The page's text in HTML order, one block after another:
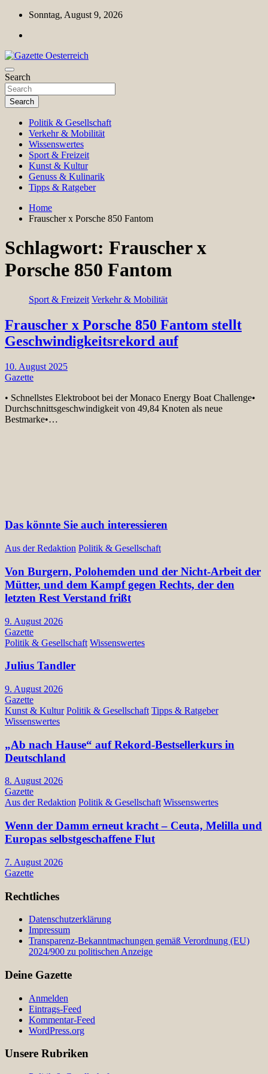
Skip
content
Sonntag, August 9, 2026
Gazette Oesterreich
Magazin für Freizeit, Politik, Kultur & Wissenschaft
Search
Search
Politik & Gesellschaft
Verkehr & Mobilität
Wissenswertes
Sport & Freizeit
Kunst & Kultur
Genuss & Kulinarik
Tipps & Ratgeber
Home
Frauscher x Porsche 850 Fantom
Schlagwort: Frauscher x
Porsche 850 Fantom
Sport & Freizeit Verkehr & Mobilität
Frauscher x Porsche 850 Fantom stellt
Geschwindigkeitsrekord auf
10. August 2025
Gazette
• Schnellstes Elektroboot bei der Monaco Energy Boat Challenge•
Durchschnittsgeschwindigkeit von 49,84 Knoten als neue
Bestmarke•…
Das könnte Sie auch interessieren
Aus der Redaktion Politik & Gesellschaft
Von Burgern, Polohemden und der Nicht-Arbeit der
Mütter, und dem Kampf gegen Rechts, der den
letzten Rest Verstand frißt
9. August 2026
Gazette
Politik & Gesellschaft Wissenswertes
Julius Tandler
9. August 2026
Gazette
Kunst & Kultur Politik & Gesellschaft Tipps & Ratgeber
Wissenswertes
„Ab nach Hause“ auf Rekord-Bestsellerkurs in
Deutschland
8. August 2026
Gazette
Aus der Redaktion Politik & Gesellschaft Wissenswertes
Wenn der Damm erneut kracht – Ceuta, Melilla und
Europas selbstgeschaffene Flut
7. August 2026
Gazette
Rechtliches
Datenschutzerklärung
Impressum
Transparenz-Bekanntmachungen gemäß Verordnung (EU)
2024/900 zu politischen Anzeige
Deine Gazette
Anmelden
Eintrags-Feed
Kommentar-Feed
WordPress.org
Unsere Rubriken